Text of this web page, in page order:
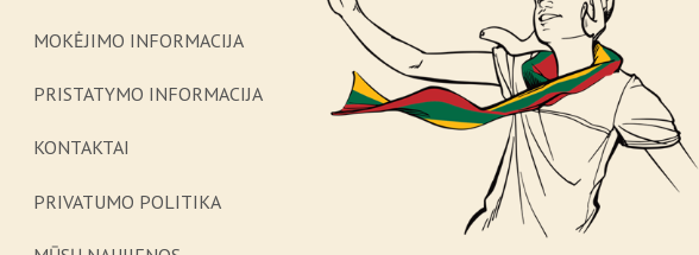
MOKĖJIMO INFORMACIJA
PRISTATYMO INFORMACIJA
KONTAKTAI
PRIVATUMO POLITIKA